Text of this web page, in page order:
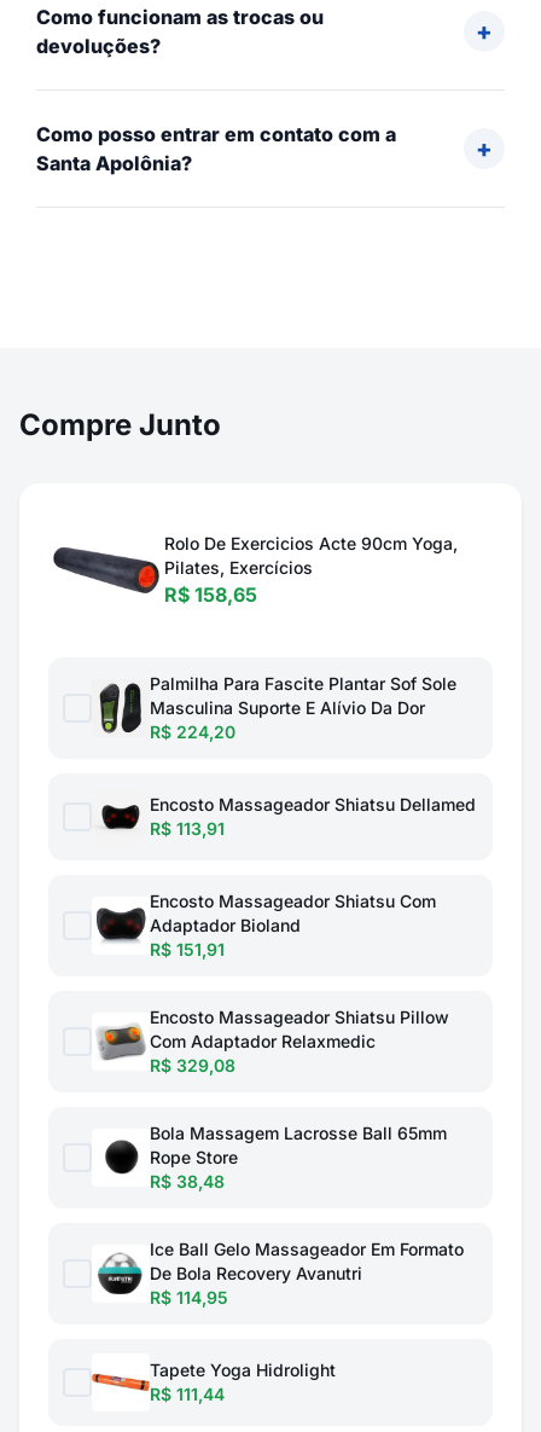
Como funcionam as trocas ou
devoluções?
Como posso entrar em contato com a
Santa Apolônia?
Compre Junto
Rolo De Exercicios Acte 90cm Yoga,
Pilates, Exercícios
R$ 158,65
Palmilha Para Fascite Plantar Sof Sole
Masculina Suporte E Alívio Da Dor
R$ 224,20
Encosto Massageador Shiatsu Dellamed
R$ 113,91
Encosto Massageador Shiatsu Com
Adaptador Bioland
R$ 151,91
Encosto Massageador Shiatsu Pillow
Com Adaptador Relaxmedic
R$ 329,08
Bola Massagem Lacrosse Ball 65mm
Rope Store
R$ 38,48
Ice Ball Gelo Massageador Em Formato
De Bola Recovery Avanutri
R$ 114,95
Tapete Yoga Hidrolight
R$ 111,44